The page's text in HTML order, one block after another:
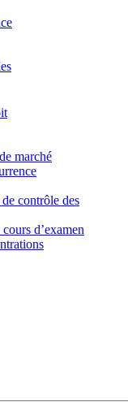
marché
contrôle des
d’examen